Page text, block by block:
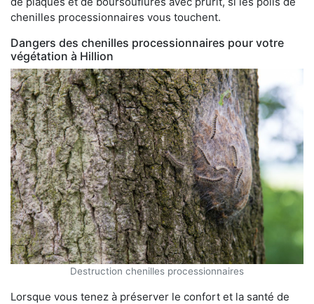
chenilles processionnaires vous touchent.
Dangers des chenilles processionnaires pour votre
végétation à Hillion
Destruction chenilles processionnaires
Lorsque vous tenez à préserver le confort et la santé de